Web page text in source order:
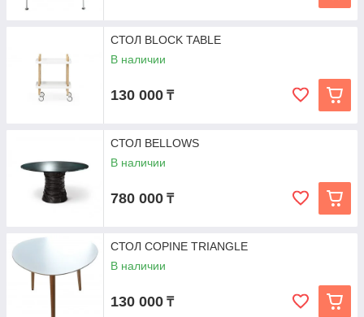
СТОЛ BLOCK TABLE
В наличии
130 000 ₸
СТОЛ BELLOWS
В наличии
780 000 ₸
СТОЛ COPINE TRIANGLE
В наличии
130 000 ₸